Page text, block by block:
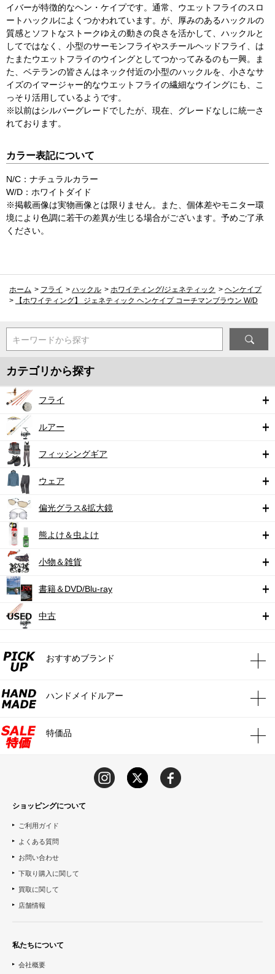
イバーが特徴的なヘン・ケイプです。通常、ウエットフライのスロ
ートハックルによくつかわれています。が、厚みのあるハックルの
質感とソフトなストークゆえの動きの良さを活かして、ハックルと
してではなく、小型のサーモンフライやスチールヘッドフライ、は
たまたウエットフライのウイングとしてつかってみるのも一興。ま
た、ベテランの皆さんはネック付近の小型のハックルを、小さなサ
イズのイマージャー的なウエットフライの繊細なウイングにも、こ
っそり活用しているようです。
※以前はシルバーグレードでしたが、現在、グレードなしに統一さ
れております。
カラー表記について
N/C：ナチュラルカラー
W/D：ホワイトダイド
※掲載画像は実物画像とは限りません。また、個体差やモニター環
境により色調に若干の差異が生じる場合がございます。予めご了承
ください。
ホーム > フライ > ハックル > ホワイティング/ジェネティック > ヘンケイプ
>
【ホワイティング】 ジェネティック ヘンケイプ コーチマンブラウン W/D
キーワードから探す
カテゴリから探す
フライ
ルアー
フィッシングギア
ウェア
偏光グラス&拡大鏡
熊よけ＆虫よけ
小物＆雑貨
書籍＆DVD/Blu-ray
中古
おすすめブランド
ハンドメイドルアー
特価品
ショッピングについて
ご利用ガイド
よくある質問
お問い合わせ
下取り購入に関して
買取に関して
店舗情報
私たちについて
会社概要